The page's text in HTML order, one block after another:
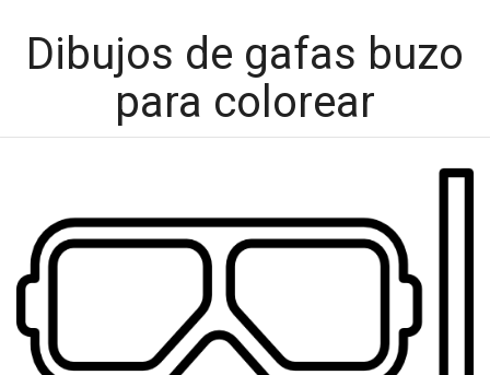
Dibujos de gafas buzo
para colorear